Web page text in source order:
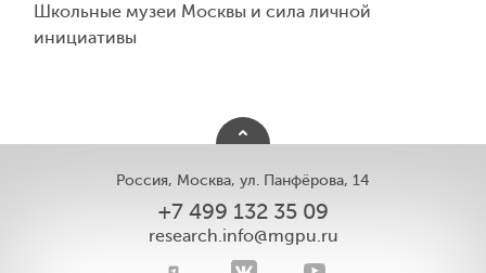
Школьные музеи Москвы и сила личной
инициативы
Россия, Москва, ул. Панфёрова, 14
+7 499 132 35 09
research.info@mgpu.ru